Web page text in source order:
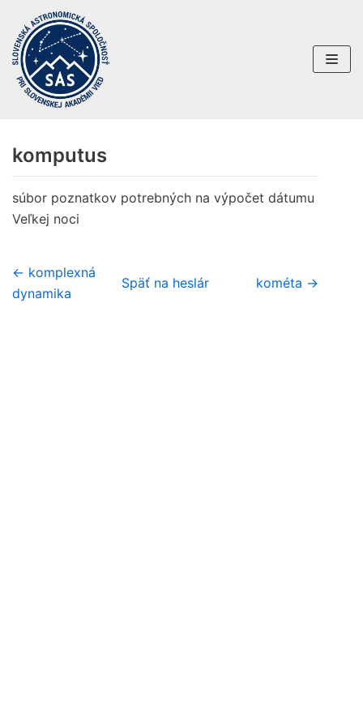
Preskočiť
na
obsah
komputus
súbor poznatkov potrebných na výpočet dátumu
Veľkej noci
← komplexná
dynamika
Späť na heslár kométa →